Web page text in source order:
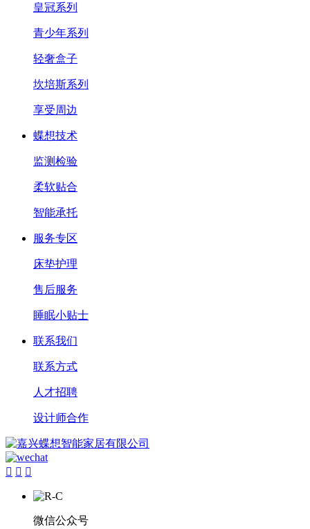
皇冠系列
青少年系列
轻奢盒子
坎培斯系列
享受周边
蝶想技术
监测检验
柔软贴合
智能承托
服务专区
床垫护理
售后服务
睡眠小贴士
联系我们
联系方式
人才招聘
设计师合作
  
微信公众号